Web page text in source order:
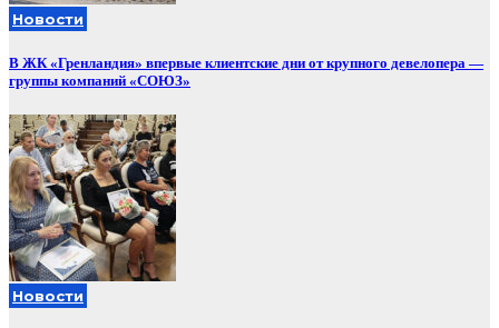
Новости
В ЖК «Гренландия» впервые клиентские дни от крупного девелопера —
группы компаний «СОЮЗ»
Новости